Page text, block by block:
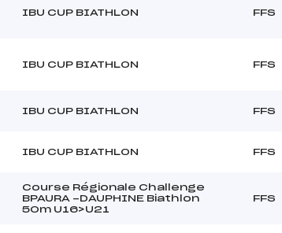
IBU CUP BIATHLON FFS
IBU CUP BIATHLON FFS
IBU CUP BIATHLON FFS
IBU CUP BIATHLON FFS
Course Régionale Challenge
BPAURA -DAUPHINE Biathlon
50m U16>U21
FFS